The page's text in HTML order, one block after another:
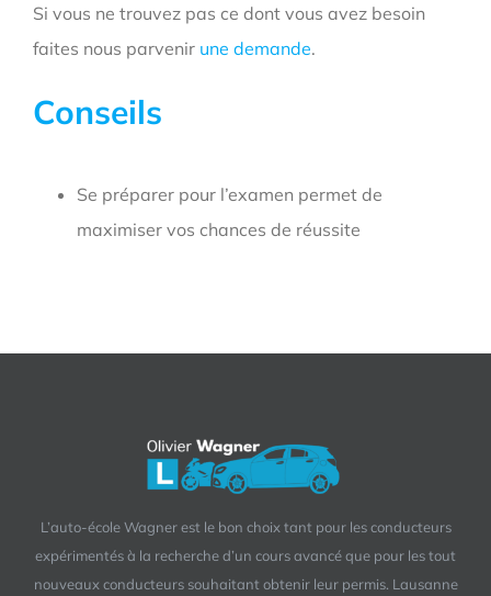
Si vous ne trouvez pas ce dont vous avez besoin
faites nous parvenir une demande.
Conseils
Se préparer pour l’examen permet de
maximiser vos chances de réussite
L’auto-école Wagner est le bon choix tant pour les conducteurs
expérimentés à la recherche d’un cours avancé que pour les tout
nouveaux conducteurs souhaitant obtenir leur permis. Lausanne